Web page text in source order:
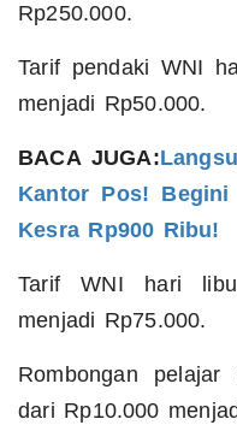
Rp250.000.
Tarif pendaki WNI
menjadi Rp50.000.
BACA JUGA:
Kantor Pos! Begini
Kesra Rp900 Ribu!
Tarif WNI hari
menjadi Rp75.000.
Rombongan
dari Rp10.000